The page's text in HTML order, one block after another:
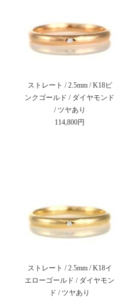
ストレート / 2.5mm / K18ピ
ンクゴールド / ダイヤモンド
/ ツヤあり
114,800円
ストレート / 2.5mm / K18イ
エローゴールド / ダイヤモン
ド / ツヤあり